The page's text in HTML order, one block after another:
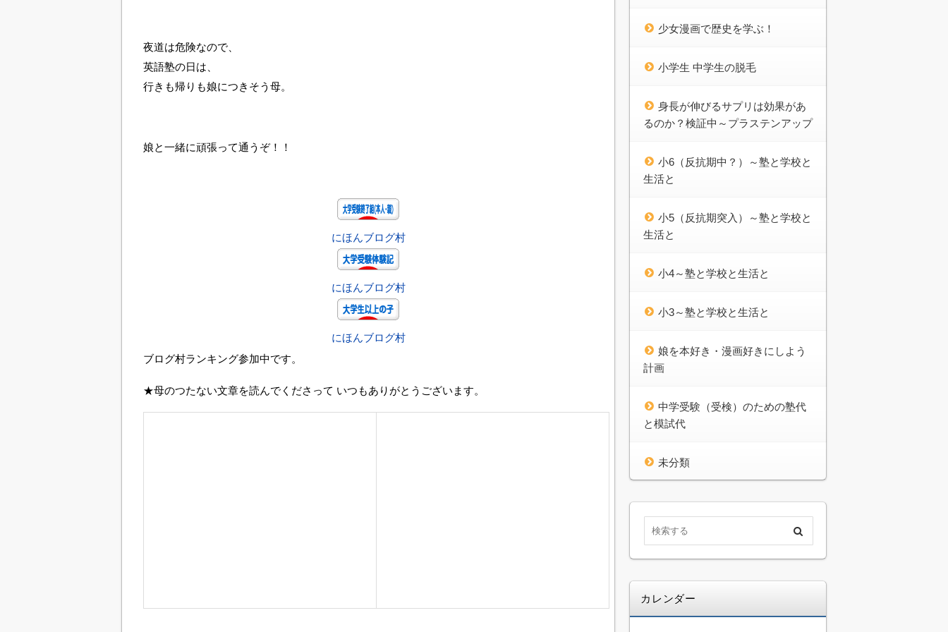
夜道は危険なので、
英語塾の日は、
行きも帰りも娘につきそう母。
娘と一緒に頑張って通うぞ！！
にほんブログ村
にほんブログ村
にほんブログ村
ブログ村ランキング参加中です。
★母のつたない文章を読んでくださって いつもありがとうございます。
少女漫画で歴史を学ぶ！
小学生 中学生の脱毛
身長が伸びるサプリは効果があ
るのか？検証中～プラステンアップ
小6（反抗期中？）～塾と学校と
生活と
小5（反抗期突入）～塾と学校と
生活と
小4～塾と学校と生活と
小3～塾と学校と生活と
娘を本好き・漫画好きにしよう
計画
中学受験（受検）のための塾代
と模試代
未分類
カレンダー